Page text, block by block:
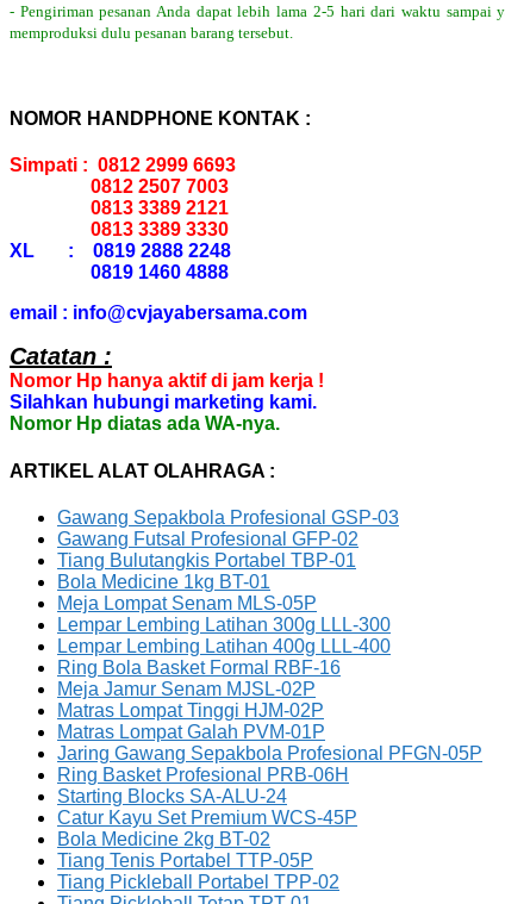
- Pengiriman pesanan Anda dapat lebih lama 2-5 hari dari waktu
memproduksi dulu pesanan barang tersebut.
NOMOR HANDPHONE KONTAK :
Simpati : 0812 2999 6693
0812 2507 7003
0813 3389 2121
0813 3389 3330
XL : 0819 2888 2248
0819 1460 4888
email : info@cvjayabersama.com
Catatan :
Nomor Hp hanya aktif di jam kerja !
Silahkan hubungi marketing kami.
Nomor Hp diatas ada WA-nya.
ARTIKEL ALAT OLAHRAGA :
Gawang Sepakbola Profesional GSP-03
Gawang Futsal Profesional GFP-02
Tiang Bulutangkis Portabel TBP-01
Bola Medicine 1kg BT-01
Meja Lompat Senam MLS-05P
Lempar Lembing Latihan 300g LLL-300
Lempar Lembing Latihan 400g LLL-400
Ring Bola Basket Formal RBF-16
Meja Jamur Senam MJSL-02P
Matras Lompat Tinggi HJM-02P
Matras Lompat Galah PVM-01P
Jaring Gawang Sepakbola Profesional PFGN-05P
Ring Basket Profesional PRB-06H
Starting Blocks SA-ALU-24
Catur Kayu Set Premium WCS-45P
Bola Medicine 2kg BT-02
Tiang Tenis Portabel TTP-05P
Tiang Pickleball Portabel TPP-02